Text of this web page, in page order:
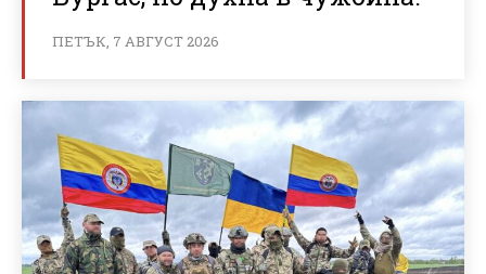
ПЕТЪК, 7 АВГУСТ 2026